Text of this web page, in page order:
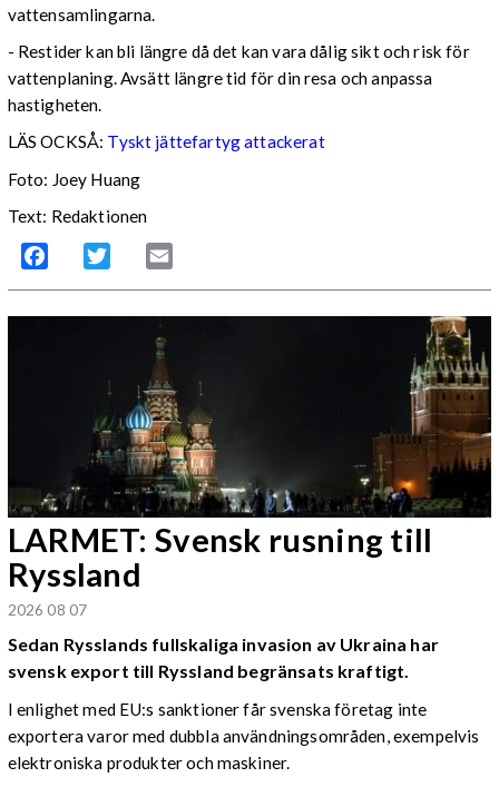
vattensamlingarna.
- Restider kan bli längre då det kan vara dålig sikt och risk för
vattenplaning. Avsätt längre tid för din resa och anpassa
hastigheten.
LÄS OCKSÅ: Tyskt jättefartyg attackerat
Foto: Joey Huang
Text: Redaktionen
Facebook Twitter
LARMET: Svensk rusning till
Ryssland
2026 08 07
Sedan Rysslands fullskaliga invasion av Ukraina har
svensk export till Ryssland begränsats kraftigt.
I enlighet med EU:s sanktioner får svenska företag inte
exportera varor med dubbla användningsområden, exempelvis
elektroniska produkter och maskiner.